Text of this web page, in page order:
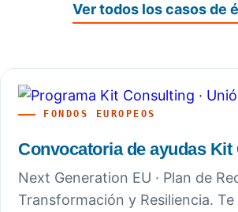
Ver todos los casos de
FONDOS EUROPEOS
Convocatoria de ayudas Kit
Next Generation EU · Plan de
Transformación y Resiliencia. Te